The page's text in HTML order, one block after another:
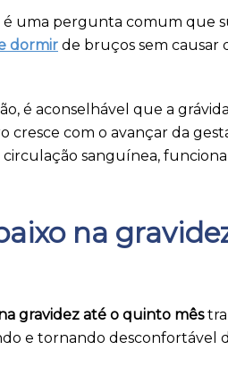
é uma pergunta comum que
dormir de bruços sem causar
é aconselhável que a
cresce com o avançar da
sanguínea,
na
gravidez até o quinto mês
e tornando desconfortável